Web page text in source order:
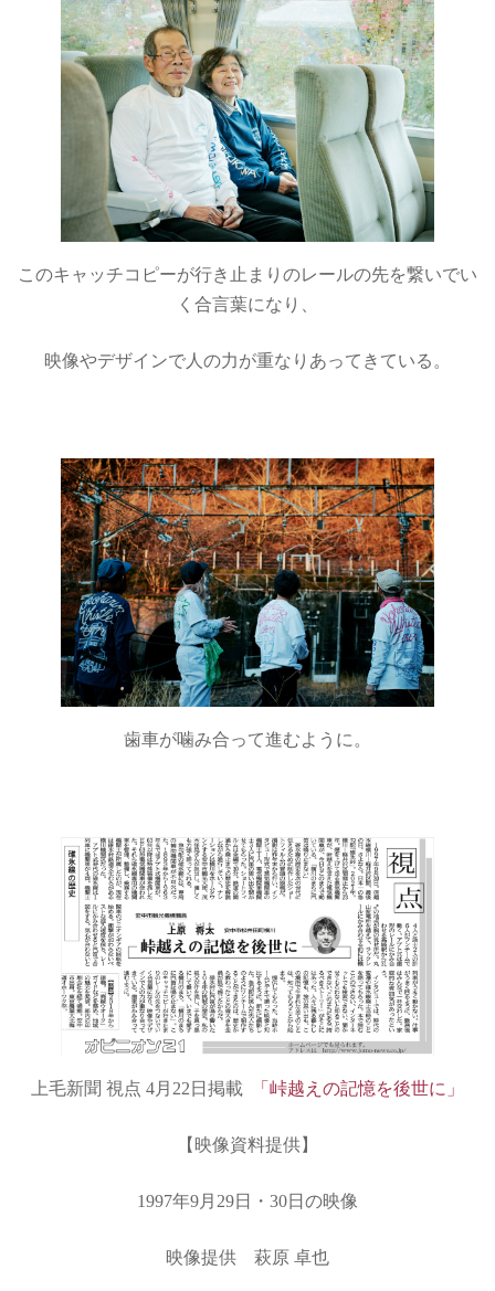
このキャッチコピーが行き止まりのレールの先を繋いでい
く合言葉になり、
映像やデザインで人の力が重なりあってきている。
歯車が噛み合って進むように。
上毛新聞 視点 4月22日掲載 「峠越えの記憶を後世に」
【映像資料提供】
1997年9月29日・30日の映像
映像提供 萩原 卓也